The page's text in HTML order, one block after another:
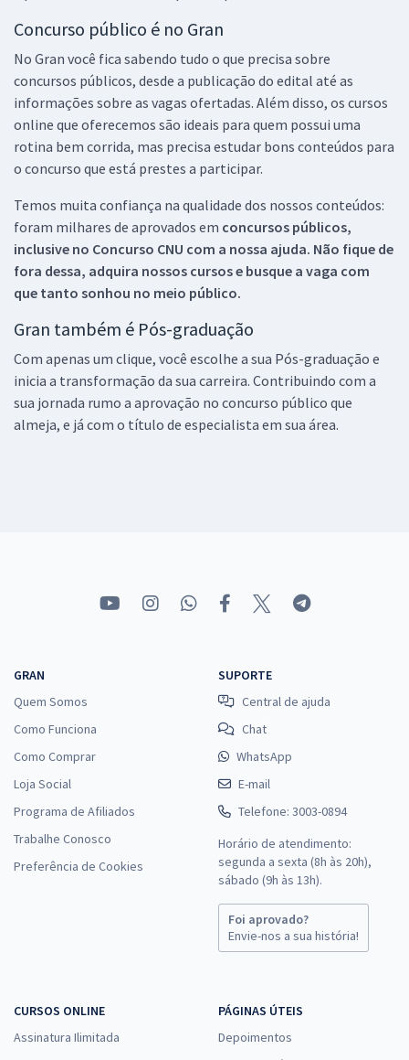
Concurso público é no Gran
No Gran você fica sabendo tudo o que precisa sobre
concursos públicos, desde a publicação do edital até as
informações sobre as vagas ofertadas. Além disso, os cursos
online que oferecemos são ideais para quem possui uma
rotina bem corrida, mas precisa estudar bons conteúdos para
o concurso que está prestes a participar.
Temos muita confiança na qualidade dos nossos conteúdos:
foram milhares de aprovados em concursos públicos,
inclusive no Concurso CNU com a nossa ajuda. Não fique de
fora dessa, adquira nossos cursos e busque a vaga com
que tanto sonhou no meio público.
Gran também é Pós-graduação
Com apenas um clique, você escolhe a sua Pós-graduação e
inicia a transformação da sua carreira. Contribuindo com a
sua jornada rumo a aprovação no concurso público que
almeja, e já com o título de especialista em sua área.
GRAN
Quem Somos
Como Funciona
Como Comprar
Loja Social
Programa de Afiliados
Trabalhe Conosco
Preferência de Cookies
SUPORTE
Central de ajuda
Chat
WhatsApp
E-mail
Telefone: 3003-0894
Horário de atendimento:
segunda a sexta (8h às 20h),
sábado (9h às 13h).
Foi aprovado?
Envie-nos a sua história!
CURSOS ONLINE
Assinatura Ilimitada
PÁGINAS ÚTEIS
Depoimentos